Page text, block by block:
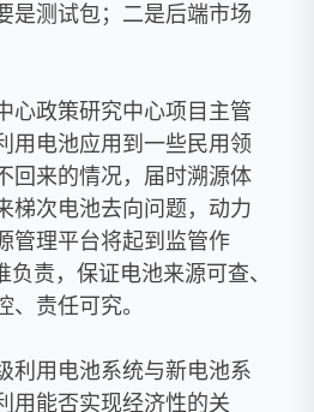
是测试包；二是后端市场
心政策研究中心项目主管
用电池应用到一些民用领
回来的情况，届时溯源体
梯次电池去向问题，动力
管理平台将起到监管作
负责，保证电池来源可查、
、责任可究。
利用电池系统与新电池系
用能否实现经济性的关